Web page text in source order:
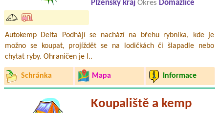
Plzeňský kraj Okres Domažlice
Autokemp Delta Podhájí se nachází na břehu rybníka, kde je
možno se koupat, projíždět se na lodičkách či šlapadle nebo
chytat ryby. Ohraničen je l..
Schránka Mapa Informace
Koupaliště a kemp